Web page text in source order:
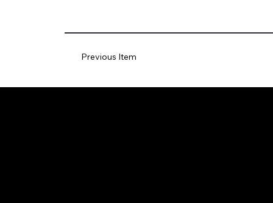
Previous Item